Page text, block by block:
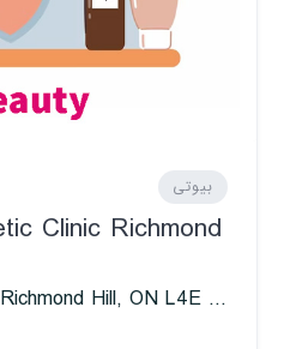
بیوتی
Clinic Richmond
13110 Yonge St, Richmond Hill, ON L4E 0A1, Canada